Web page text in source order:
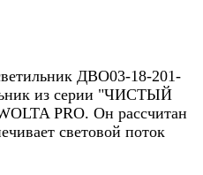
ДВО03-18-201-
из серии "ЧИСТЫЙ
PRO. Он рассчитан
световой поток